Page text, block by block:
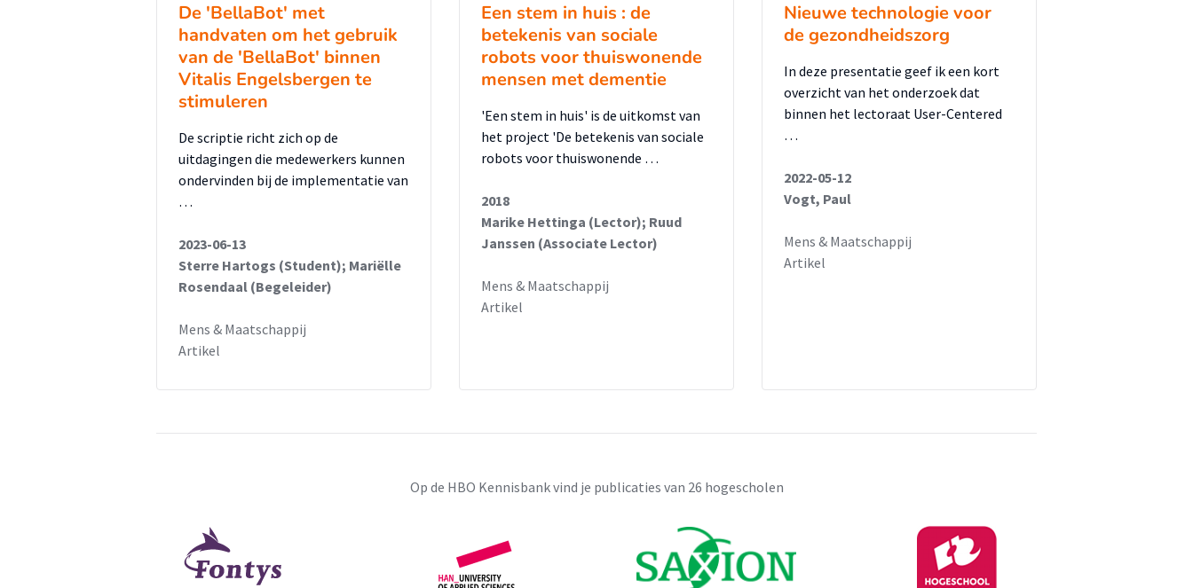
De 'BellaBot' met
handvaten om het gebruik
van de 'BellaBot' binnen
Vitalis Engelsbergen te
stimuleren
De scriptie richt zich op de
uitdagingen die medewerkers kunnen
ondervinden bij de implementatie van
…
2023-06-13
Sterre Hartogs (Student); Mariëlle
Rosendaal (Begeleider)
Mens & Maatschappij
Artikel
Een stem in huis : de
betekenis van sociale
robots voor thuiswonende
mensen met dementie
'Een stem in huis' is de uitkomst van
het project 'De betekenis van sociale
robots voor thuiswonende …
2018
Marike Hettinga (Lector); Ruud
Janssen (Associate Lector)
Mens & Maatschappij
Artikel
Nieuwe technologie voor
de gezondheidszorg
In deze presentatie geef ik een kort
overzicht van het onderzoek dat
binnen het lectoraat User-Centered
…
2022-05-12
Vogt, Paul
Mens & Maatschappij
Artikel
Op de HBO Kennisbank vind je publicaties van 26 hogescholen